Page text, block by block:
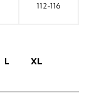
112-116
L XL